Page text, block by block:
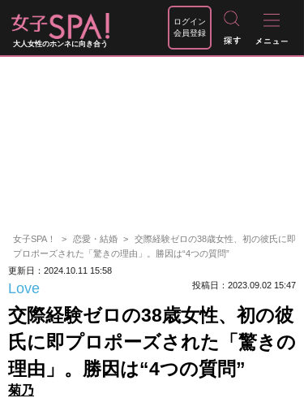
大人女性のホンネに向き合う
ログイン
会員登録
女子SPA！ 恋愛・結婚
交際経験ゼロの38歳女性、初の彼氏に即
プロポーズされた「驚きの理由」。勝因は“4つの質問”
更新日：2024.10.11 15:58
Love 投稿日：2023.09.02 15:47
交際経験ゼロの38歳女性、初の彼
氏に即プロポーズされた「驚きの
理由」。勝因は“4つの質問”
菊乃